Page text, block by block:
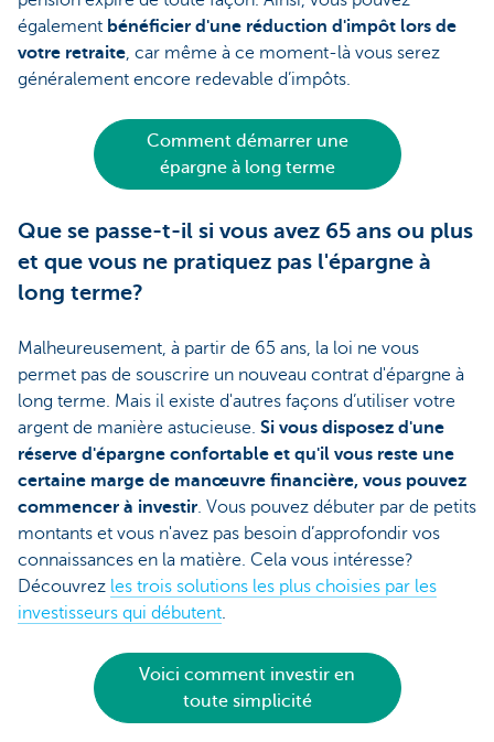
également bénéficier d'une réduction d'impôt lors de
votre retraite , car même à ce moment-là vous serez
généralement encore redevable d’impôts.
Comment démarrer une
épargne à long terme
Que se passe-t-il si vous avez 65 ans ou plus
et que vous ne pratiquez pas l'épargne à
long terme?
Malheureusement, à partir de 65 ans, la loi ne vous
permet pas de souscrire un nouveau contrat d'épargne à
long terme. Mais il existe d'autres façons d’utiliser votre
argent de manière astucieuse. Si vous disposez d'une
réserve d'épargne confortable et qu'il vous reste une
certaine marge de manœuvre financière, vous pouvez
commencer à investir . Vous pouvez débuter par de petits
montants et vous n'avez pas besoin d’approfondir vos
connaissances en la matière. Cela vous intéresse?
Découvrez les trois solutions les plus choisies par les
investisseurs qui débutent
Voici comment investir en
toute simplicité